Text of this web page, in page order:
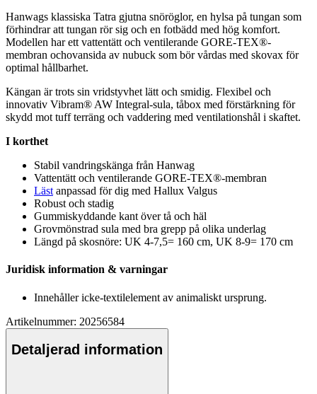
Hanwags klassiska Tatra gjutna snöröglor, en hylsa på tungan som
förhindrar att tungan rör sig och en fotbädd med hög komfort.
Modellen har ett vattentätt och ventilerande GORE-TEX®-
membran ochovansida av nubuck som bör vårdas med skovax för
optimal hållbarhet.
Kängan är trots sin vridstyvhet lätt och smidig. Flexibel och
innovativ Vibram® AW Integral-sula, tåbox med förstärkning för
skydd mot tuff terräng och vaddering med ventilationshål i skaftet.
I korthet
Stabil vandringskänga från Hanwag
Vattentätt och ventilerande GORE-TEX®-membran
Läst anpassad för dig med Hallux Valgus
Robust och stadig
Gummiskyddande kant över tå och häl
Grovmönstrad sula med bra grepp på olika underlag
Längd på skosnöre: UK 4-7,5= 160 cm, UK 8-9= 170 cm
Juridisk information & varningar
Innehåller icke-textilelement av animaliskt ursprung.
Artikelnummer: 20256584
Detaljerad information